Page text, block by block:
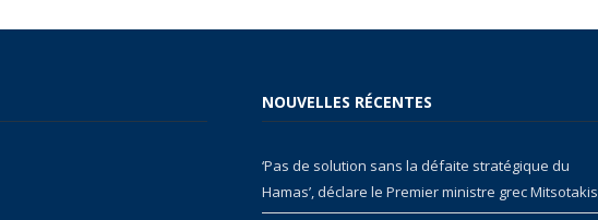
NOUVELLES RÉCENTES
‘Pas de solution sans la défaite stratégique du
Hamas’, déclare le Premier ministre grec Mitsotakis